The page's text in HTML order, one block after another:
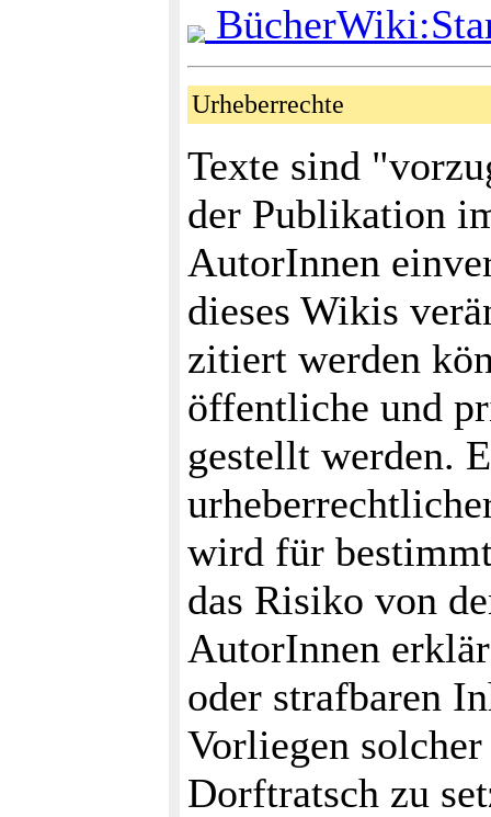
Urheberrechte
Texte sind
der Publikation
AutorInnen
dieses Wikis
zitiert werden
öffentliche und
gestellt werden.
wird für
das Risiko von
AutorInnen
oder strafbaren
Vorliegen
Dorftratsch zu